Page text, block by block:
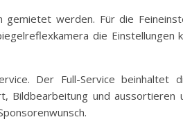
gemietet werden. Für die
die Einstellungen
Der Full-Service beinhaltet
Bildbearbeitung und aussortieren